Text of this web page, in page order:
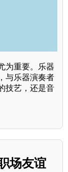
为重要。乐器
与乐器演奏者
技艺，还是音
场友谊